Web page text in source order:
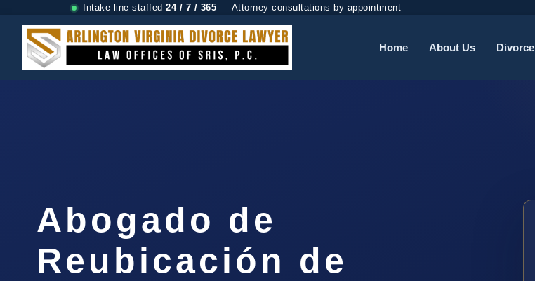
Intake line staffed 24 / 7 / 365 — Attorney consultations by appointment
Home About Us Divorce
Abogado de
Reubicación de